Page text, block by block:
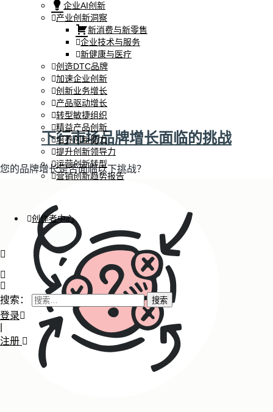
企业AI创新
产业创新洞察
新消费与新零售
企业技术与服务
新健康与医疗
创造DTC品牌
加速企业创新
创新业务增长
产品驱动增长
转型敏捷组织
精益产品创新
培养创新能力
提升创新领导力
运营创新转型
营销创新趋势报告
创作者中心
搜索：
登录
注册
下行市场品牌增长面临的挑战
您的品牌增长是否面临以下挑战？